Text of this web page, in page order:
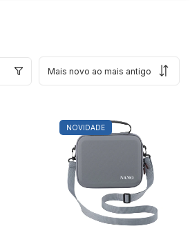
NOVIDADE